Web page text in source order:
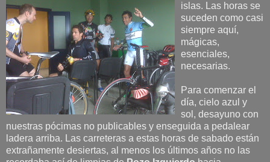
islas. Las horas se
suceden como casi
siempre aquí,
mágicas,
esenciales,
necesarias.
Para comenzar el
día, cielo azul y
sol, desayuno con
nuestras pócimas no publicables y enseguida a pedalear
ladera arriba. Las carreteras a estas horas de sabado están
extrañamente desiertas, al menos los últimos años no las